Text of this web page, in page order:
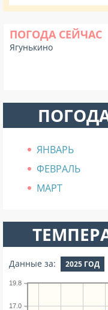
ПОГОДА СЕЙЧАС
Ягунькино
ЯНВАРЬ
ФЕВРАЛЬ
МАРТ
Данные за: 2025 ГОД
17.0
19.8